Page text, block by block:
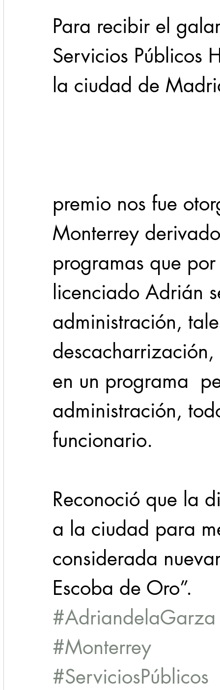
Para recibir el
Servicios Públicos
la ciudad de
premio nos fue
Monterrey
programas que
licenciado Adrián
administración,
en un programa
administración,
funcionario.
Reconoció que la
a la ciudad para
considerada
Escoba de Oro”.
#AdriandelaGarza
#Monterrey
#ServiciosPúblicos